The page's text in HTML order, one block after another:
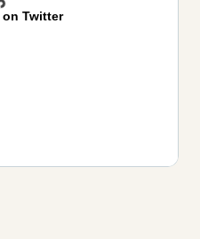
Twitter